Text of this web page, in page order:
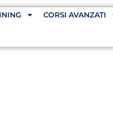
CORSI AVANZATI